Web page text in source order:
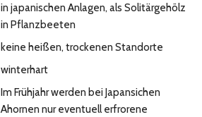
in japanischen Anlagen, als Solitärgehölz
in Pflanzbeeten
keine heißen, trockenen Standorte
winterhart
Im Frühjahr werden bei Japansichen
Ahornen nur eventuell erfrorene